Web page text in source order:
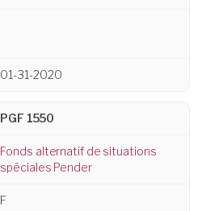
01-31-2020
PGF 1550
Fonds alternatif de situations
spéciales Pender
F